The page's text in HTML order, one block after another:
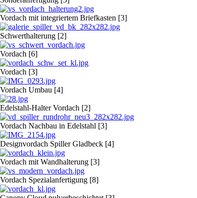
Vordach mit integriertem Briefkasten [3]
Schwerthalterung [2]
Vordach [6]
Vordach [3]
Vordach Umbau [4]
Edelstahl-Halter Vordach [2]
Vordach Nachbau in Edelstahl [3]
Designvordach Spiller Gladbeck [4]
Vordach mit Wandhalterung [3]
Vordach Spezialanfertigung [8]